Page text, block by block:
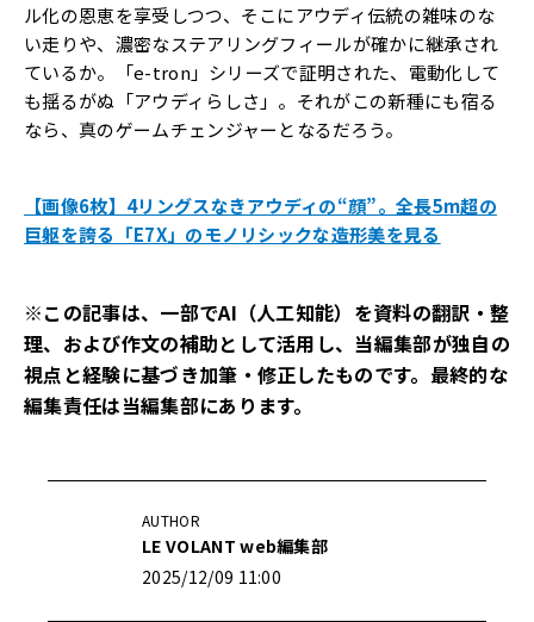
ル化の恩恵を享受しつつ、そこにアウディ伝統の雑味のな
い走りや、濃密なステアリングフィールが確かに継承され
ているか。「e-tron」シリーズで証明された、電動化して
も揺るがぬ「アウディらしさ」。それがこの新種にも宿る
なら、真のゲームチェンジャーとなるだろう。
【画像6枚】4リングスなきアウディの“顔”。全長5m超の
巨躯を誇る「E7X」のモノリシックな造形美を見る
※この記事は、一部でAI（人工知能）を資料の翻訳・整
理、および作文の補助として活用し、当編集部が独自の
視点と経験に基づき加筆・修正したものです。最終的な
編集責任は当編集部にあります。
AUTHOR
LE VOLANT web編集部
2025/12/09 11:00